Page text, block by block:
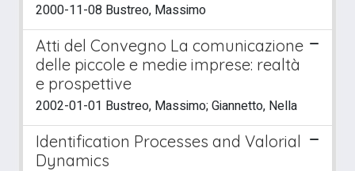
2000-11-08 Bustreo, Massimo
Atti del Convegno La comunicazione
delle piccole e medie imprese: realtà
e prospettive
2002-01-01 Bustreo, Massimo; Giannetto, Nella
Identification Processes and Valorial
Dynamics